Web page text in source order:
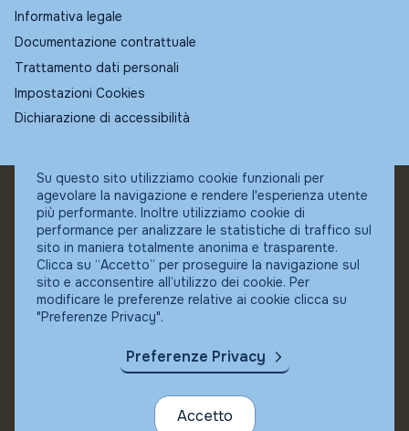
Informativa legale
Documentazione contrattuale
Trattamento dati personali
Impostazioni Cookies
Dichiarazione di accessibilità
© Fundstore
Collocatore autorizzato:
Banca Ifigest SpA
P.Iva: 04337180485
Su questo sito utilizziamo cookie funzionali per
agevolare la navigazione e rendere l'esperienza utente
più performante. Inoltre utilizziamo cookie di
performance per analizzare le statistiche di traffico sul
sito in maniera totalmente anonima e trasparente.
Clicca su “Accetto” per proseguire la navigazione sul
sito e acconsentire all’utilizzo dei cookie. Per
modificare le preferenze relative ai cookie clicca su
"Preferenze Privacy".
Preferenze Privacy
Accetto